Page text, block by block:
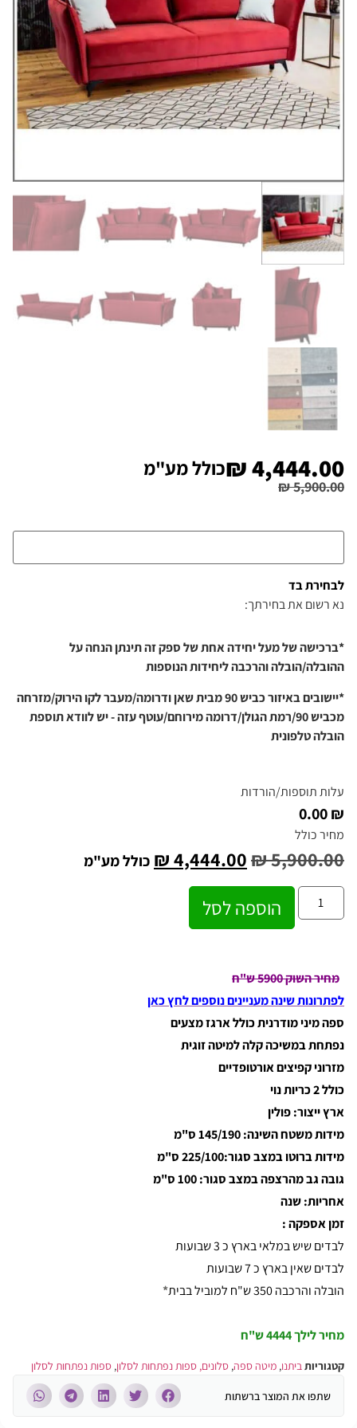
₪5,900.00
₪4,444.00 כולל מע"מ
לבחירת בד
נא רשום את בחירתך:
*ברכישה של מעל יחידה אחת של ספק זה תינתן הנחה על
ההובלה/הובלה והרכבה ליחידות הנוספות
*יישובים באיזור כביש 90 מבית שאן ודרומה/מעבר לקו הירוק/מזרחה
מכביש 90/רמת הגולן/דרומה מירוחם/עוטף עזה - יש לוודא תוספת
הובלה טלפונית
עלות תוספות/הורדות
₪ 0.00
מחיר כולל
₪5,900.00
₪4,444.00 כולל מע"מ
הוספה לסל
מחיר השוק 5900 ש"ח
לפתרונות שינה מעניינים נוספים לחץ כאן
ספה מיני מודרנית כולל ארגז מצעים
נפתחת במשיכה קלה למיטה זוגית
מזרוני קפיצים אורטופדיים
כולל 2 כריות נוי
ארץ ייצור: פולין
מידות משטח השינה: 145/190 ס"מ
מידות ברוטו במצב סגור:225/100 ס"מ
גובה גב מהרצפה במצב סגור: 100 ס"מ
אחריות: שנה
זמן אספקה:
לבדים שיש במלאי בארץ כ 3 שבועות
לבדים שאין בארץ כ 7 שבועות
הובלה והרכבה 350 ש"ח למוביל בבית
*
מחיר לילך
קטגוריותביתנו, מיטה ספה, סלונים, ספות נפתחות לסלון, ספות נפתחות לסלון
שתפו את המוצר ברשתות